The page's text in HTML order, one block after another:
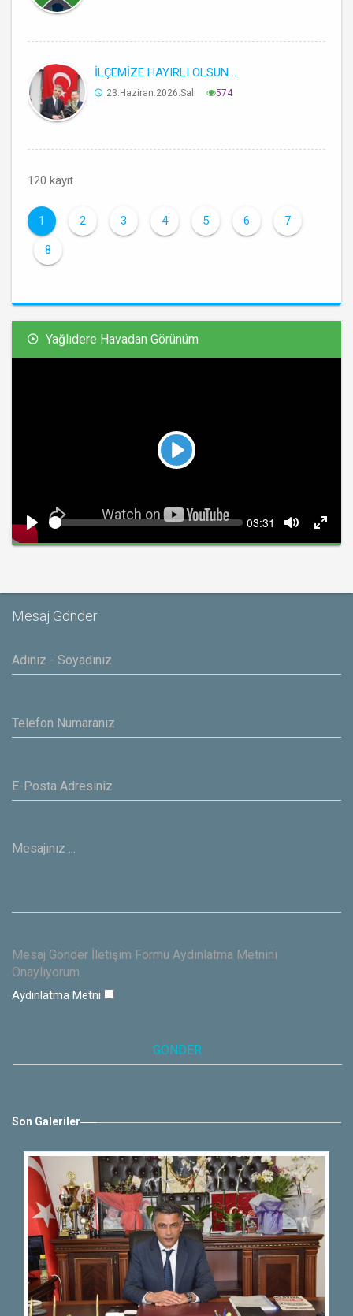
İLÇEMİZE HAYIRLI OLSUN ..
23.Haziran.2026.Salı 574
120 kayıt
1 2 3 4 5 6 7
8
Yağlıdere Havadan Görünüm
Play
Play
Seek Current
03:31
Mute
Mesaj Gönder
Mesaj Gönder İletişim Formu Aydınlatma Metnini
Onaylıyorum.
Aydınlatma Metni
Son Galeriler